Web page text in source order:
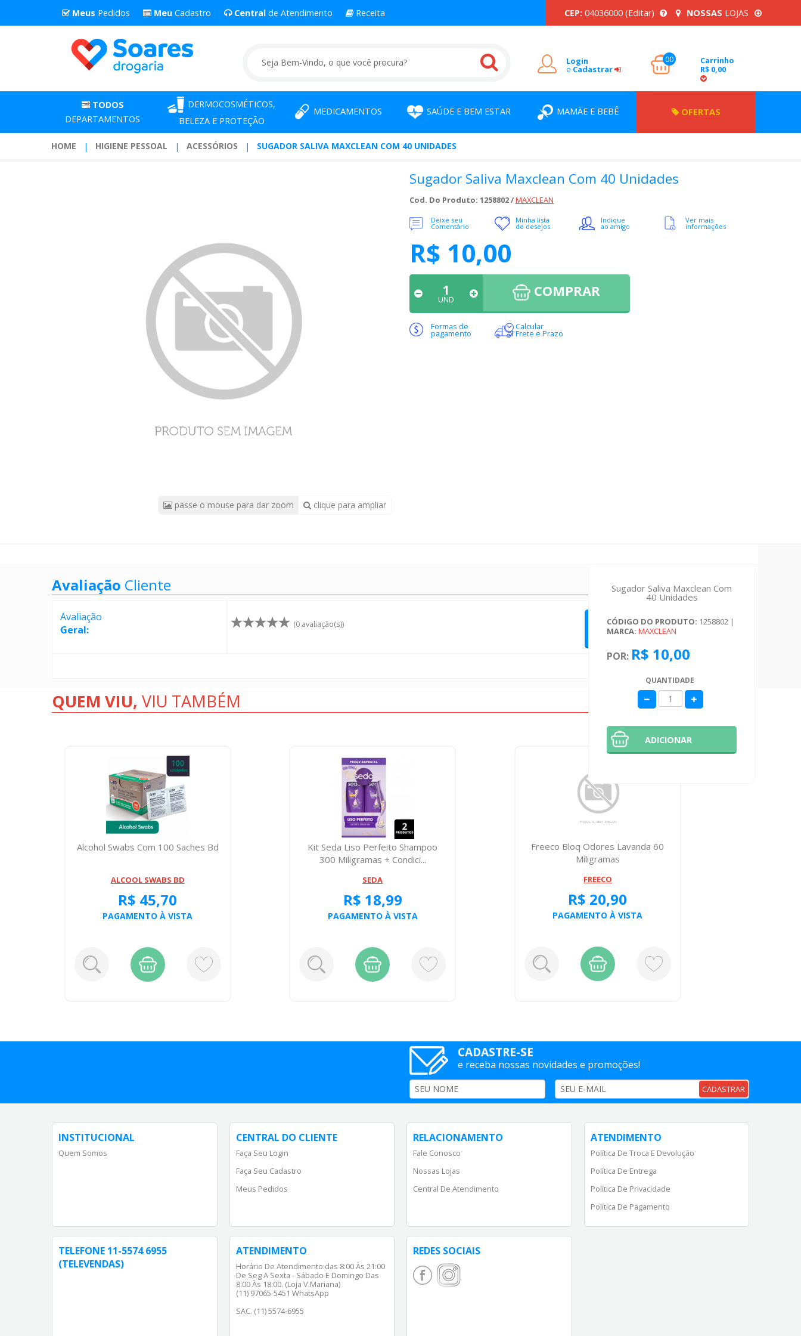
Meus Pedidos Meu Cadastro Central de Atendimento Receita CEP: 04036000 (Editar) NOSSAS LOJAS
Login
e Cadastrar
00
Carrinho
R$ 0,00
TODOS
DEPARTAMENTOS
DERMOCOSMÉTICOS,
BELEZA E PROTEÇÃO
MEDICAMENTOS SAÚDE E BEM ESTAR MAMÃE E BEBÊ OFERTAS
HOME HIGIENE PESSOAL ACESSÓRIOS SUGADOR SALIVA MAXCLEAN COM 40 UNIDADES
passe o mouse para dar zoom clique para ampliar
Sugador Saliva Maxclean Com 40 Unidades
Cod. Do Produto: 1258802 /MAXCLEAN
Deixe seu
Comentário
Minha lista
de desejos
Indique
ao amigo
Ver mais
informações
R$ 10,00
UND COMPRAR
Formas de
pagamento
Calcular
Frete e Prazo
Sugador Saliva Maxclean Com
40 Unidades
CÓDIGO DO PRODUTO: 1258802 |
MARCA: MAXCLEAN
POR: R$ 10,00
QUANTIDADE
ADICIONAR
Avaliação Cliente
Avaliação
Geral:
(0 avaliação(s)) QUERO FAZER UMA AVALIAÇÃO
QUEM VIU, VIU TAMBÉM
Alcohol Swabs Com 100 Saches Bd
ALCOOL SWABS BD
R$ 45,70
PAGAMENTO À VISTA
Kit Seda Liso Perfeito Shampoo
300 Miligramas + Condici...
SEDA
R$ 18,99
PAGAMENTO À VISTA
Freeco Bloq Odores Lavanda 60
Miligramas
FREECO
R$ 20,90
PAGAMENTO À VISTA
CADASTRE-SE
e receba nossas novidades e promoções!
CADASTRAR
INSTITUCIONAL
Quem Somos
CENTRAL DO CLIENTE
Faça Seu Login
Faça Seu Cadastro
Meus Pedidos
RELACIONAMENTO
Fale Conosco
Nossas Lojas
Central De Atendimento
ATENDIMENTO
Política De Troca E Devolução
Política De Entrega
Política De Privacidade
Política De Pagamento
TELEFONE 11-5574 6955
(TELEVENDAS)
ATENDIMENTO
Horário De Atendimento:das 8:00 Às 21:00
De Seg A Sexta - Sábado E Domingo Das
8:00 Às 18:00. (Loja V.Mariana)
(11) 97065-5451 WhatsApp
SAC. (11) 5574-6955
REDES SOCIAIS